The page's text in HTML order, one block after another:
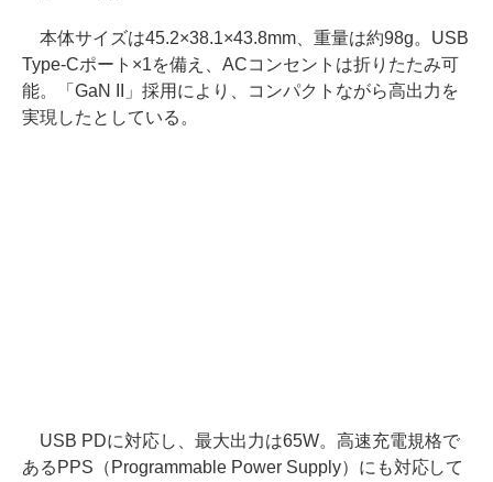
本体サイズは45.2×38.1×43.8mm、重量は約98g。USB
Type-Cポート×1を備え、ACコンセントは折りたたみ可
能。「GaN II」採用により、コンパクトながら高出力を
実現したとしている。
USB PDに対応し、最大出力は65W。高速充電規格で
あるPPS（Programmable Power Supply）にも対応して